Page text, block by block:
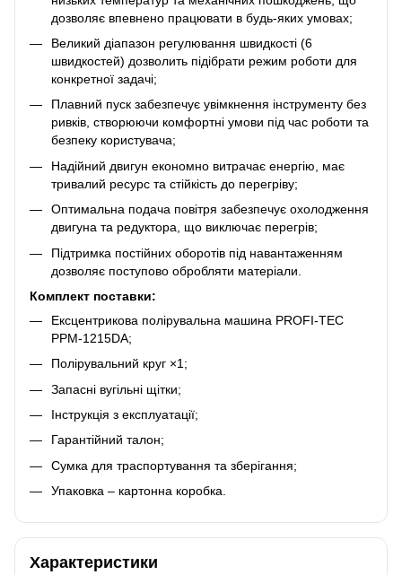
дозволяє впевнено працювати в будь-яких умовах;
Великий діапазон регулювання швидкості (6
швидкостей) дозволить підібрати режим роботи для
конкретної задачі;
Плавний пуск забезпечує увімкнення інструменту без
ривків, створюючи комфортні умови під час роботи та
безпеку користувача;
Надійний двигун економно витрачає енергію, має
тривалий ресурс та стійкість до перегріву;
Оптимальна подача повітря забезпечує охолодження
двигуна та редуктора, що виключає перегрів;
Підтримка постійних оборотів під навантаженням
дозволяє поступово обробляти матеріали.
Комплект поставки:
Ексцентрикова полірувальна машина PROFI-TEC
PPM-1215DA;
Полірувальний круг ×1;
Запасні вугільні щітки;
Інструкція з експлуатації;
Гарантійний талон;
Сумка для траспортування та зберігання;
Упаковка – картонна коробка.
Характеристики